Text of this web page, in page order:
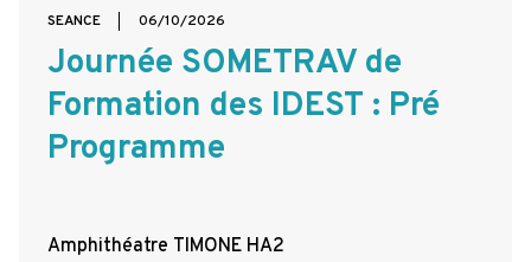
SEANCE 06/10/2026
Journée SOMETRAV de
Formation des IDEST : Pré
Programme
Amphithéatre TIMONE HA2